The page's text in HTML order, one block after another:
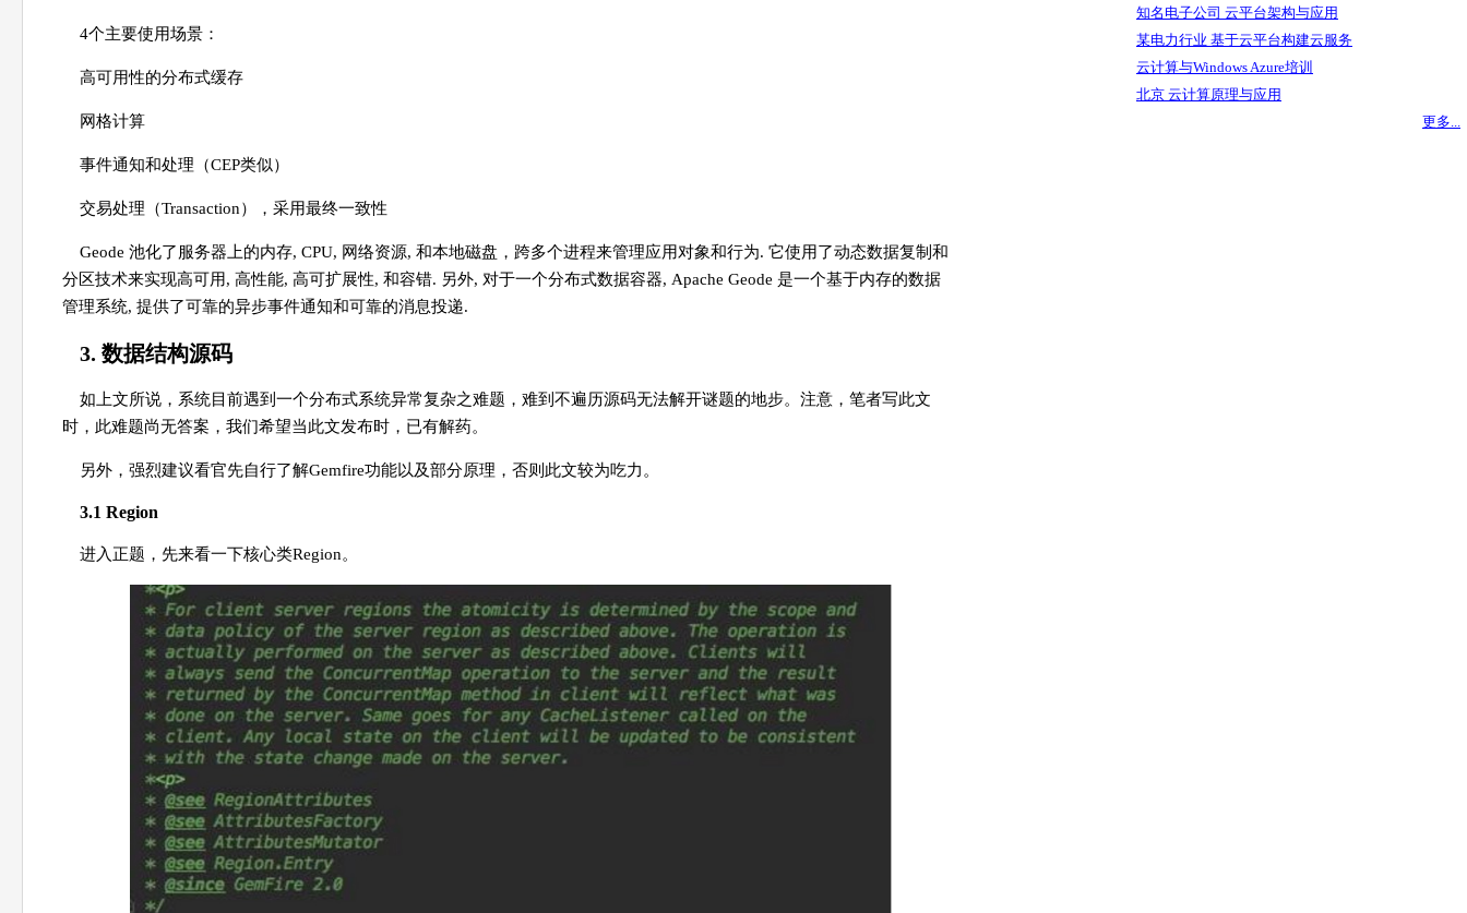
4个主要使用场景：
高可用性的分布式缓存
网格计算
事件通知和处理（CEP类似）
交易处理（Transaction），采用最终一致性
Geode 池化了服务器上的内存, CPU, 网络资源, 和本地磁盘，跨多个进程来管理应用对象和行为. 它使用了动态数据复制和
分区技术来实现高可用, 高性能, 高可扩展性, 和容错. 另外, 对于一个分布式数据容器, Apache Geode 是一个基于内存的数据
管理系统, 提供了可靠的异步事件通知和可靠的消息投递.
3. 数据结构源码
如上文所说，系统目前遇到一个分布式系统异常复杂之难题，难到不遍历源码无法解开谜题的地步。注意，笔者写此文
时，此难题尚无答案，我们希望当此文发布时，已有解药。
另外，强烈建议看官先自行了解Gemfire功能以及部分原理，否则此文较为吃力。
3.1 Region
进入正题，先来看一下核心类Region。
知名电子公司 云平台架构与应用
某电力行业 基于云平台构建云服务
云计算与Windows Azure培训
北京 云计算原理与应用
更多...